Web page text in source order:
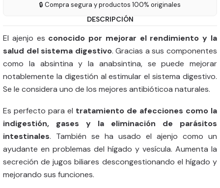
🔒 Compra segura y productos 100% originales
DESCRIPCIÓN
El ajenjo es conocido por mejorar el rendimiento y la
salud del sistema digestivo. Gracias a sus componentes
como la absintina y la anabsintina, se puede mejorar
notablemente la digestión al estimular el sistema digestivo.
Se le considera uno de los mejores antibióticoa naturales.
Es perfecto para el tratamiento de afecciones como la
indigestión, gases y la eliminación de parásitos
intestinales. También se ha usado el ajenjo como un
ayudante en problemas del hígado y vesícula. Aumenta la
secreción de jugos biliares descongestionando el hígado y
mejorando sus funciones.